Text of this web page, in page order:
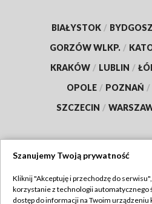
BIAŁYSTOK /
GORZÓW WLKP. /
KRAKÓW / LUBLIN /
OPOLE / POZNAŃ /
SZCZECIN /
TVP
Szanujemy Twoją prywatność
Kliknij "Akceptuję i przechodzę do
korzystanie z technologii automatycznego
dostęp do informacji na Twoim urządzeniu